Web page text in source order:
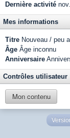
Dernière activité
Mes informations
Titre Nouveau / peu
Âge Âge inconnu
Anniversaire
Contrôles utilisateur
Mon contenu